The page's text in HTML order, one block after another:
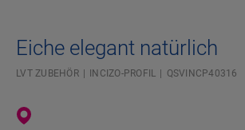
Eiche elegant natürlich
LVT ZUBEHÖR INCIZO-PROFIL QSVINCP40316